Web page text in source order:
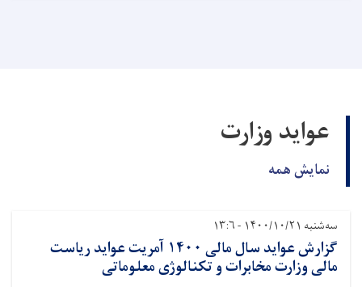
عواید وزارت
نمایش همه
سه‌شنبه ۱۴۰۰/۱۰/۲۱ - ۱۳:۶
گزارش عواید سال مالی ۱۴۰۰ آمریت عواید ریاست
مالی وزارت مخابرات و تکنالوژی معلوماتی